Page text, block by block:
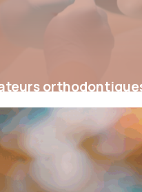
réussite des